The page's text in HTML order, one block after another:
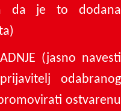
da je to dodana
(jasno navesti
odabranog
ostvarenu